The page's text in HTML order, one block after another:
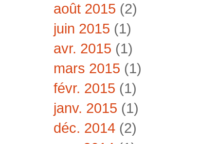
août 2015 (2)
juin 2015 (1)
avr. 2015 (1)
mars 2015 (1)
févr. 2015 (1)
janv. 2015 (1)
déc. 2014 (2)